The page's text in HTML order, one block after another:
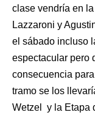
clase vendría en
Lazzaroni y
el sábado incluso
espectacular pero
consecuencia
tramo se los
Wetzel y la Etapa